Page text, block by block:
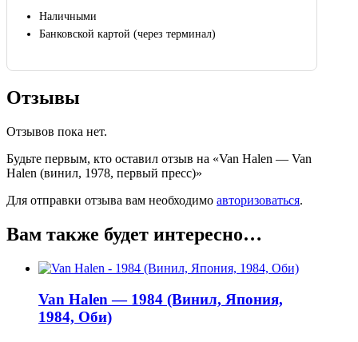
Наличными
Банковской картой (через терминал)
Отзывы
Отзывов пока нет.
Будьте первым, кто оставил отзыв на «Van Halen — Van
Halen (винил, 1978, первый пресс)»
Для отправки отзыва вам необходимо авторизоваться.
Вам также будет интересно…
Van Halen — 1984 (Винил, Япония,
1984, Оби)